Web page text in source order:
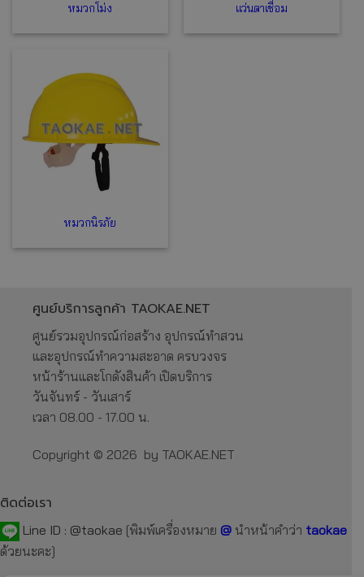
หมวกโม่ง แว่นตาเชื่อม
หมวกนิรภัย
ศูนย์บริการลูกค้า TAOKAE.NET
ศูนย์รวมอุปกรณ์ก่อสร้าง อุปกรณ์ทำสวน
และอุปกรณ์ทำความสะอาด ครบวงจร
หน้าร้านและโกดังสินค้า เปิดบริการ
วันจันทร์ - วันเสาร์
เวลา 08.00 - 17.00 น.
Copyright © 2026 by TAOKAE.NET
ติดต่อเรา
Line ID : @taokae [พิมพ์เครื่องหมาย @ นำหน้าคำว่า taokae
ด้วยนะคะ]